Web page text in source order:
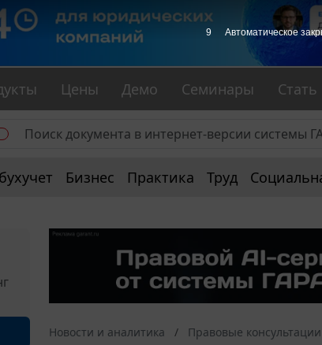
Цены Демо Семинары
Бизнес Практика Труд
Новости и аналитика Правовые консультации
8 Автоматическое